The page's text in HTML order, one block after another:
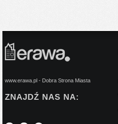
www.erawa.pl - Dobra Strona Miasta
ZNAJDŹ NAS NA: